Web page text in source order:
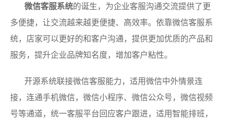
微信客服系统的诞生，为企业客服沟通交流提供了更
多便捷，让交流越来越更便捷、高效率。依靠微信客服系
统，店家可以更好的和客户沟通，提供更加优质的产品和
服务，提升企业品牌知名度，增加客户粘性。
开源系统联接微信客服能力，适用微信中外情景连
接，连通手机微信，微信小程序、微信公众号，微信视频
号等通道，统一客服平台回应客户跟进，适用智能排班，